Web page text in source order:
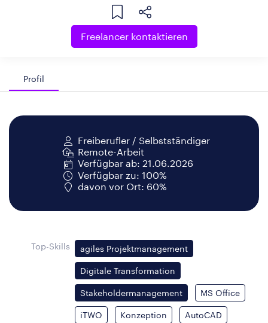
Freelancer kontaktieren
Profil
Freiberufler / Selbstständiger
Remote-Arbeit
Verfügbar ab: 21.06.2026
Verfügbar zu: 100%
davon vor Ort: 60%
Top-Skills agiles Projektmanagement
Digitale Transformation
Stakeholdermanagement MS Office
iTWO Konzeption AutoCAD